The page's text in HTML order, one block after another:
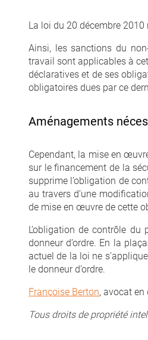
La loi du 20 décembre
Ainsi, les sanctions du
travail sont applicables à
déclaratives et de ses
obligatoires dues par ce
Aménagements
Cependant, la mise en
sur le financement de la
supprime l’obligation de
au travers d’une
de mise en œuvre de cette
L’obligation de contrôle
donneur d’ordre. En la
actuel de la loi ne
le donneur d’ordre.
Françoise Berton, avocat
Tous droits de propriété